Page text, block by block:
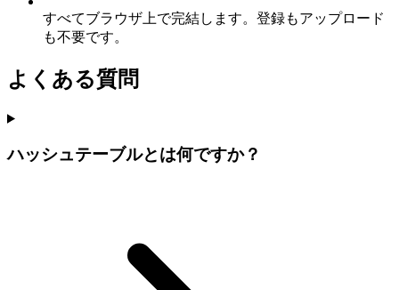
すべてブラウザ上で完結します。登録もアップロード
も不要です。
よくある質問
ハッシュテーブルとは何ですか？